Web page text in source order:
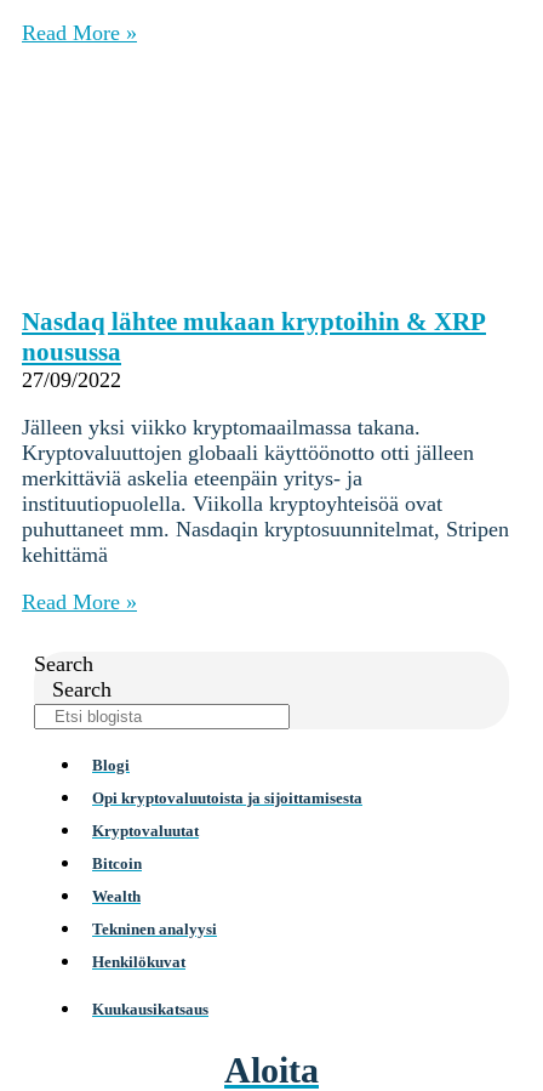
Read More »
Nasdaq lähtee mukaan kryptoihin & XRP
nousussa
27/09/2022
Jälleen yksi viikko kryptomaailmassa takana.
Kryptovaluuttojen globaali käyttöönotto otti jälleen
merkittäviä askelia eteenpäin yritys- ja
instituutiopuolella. Viikolla kryptoyhteisöä ovat
puhuttaneet mm. Nasdaqin kryptosuunnitelmat, Stripen
kehittämä
Read More »
Search
Search
Blogi
Opi kryptovaluutoista ja sijoittamisesta
Kryptovaluutat
Bitcoin
Wealth
Tekninen analyysi
Henkilökuvat
Kuukausikatsaus
Aloita